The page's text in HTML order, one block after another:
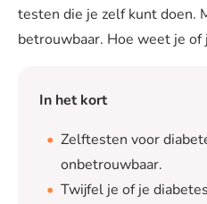
testen die je zelf kunt doen.
betrouwbaar. Hoe weet je of
In het kort
Zelftesten voor
onbetrouwbaar.
Twijfel je of je diabetes